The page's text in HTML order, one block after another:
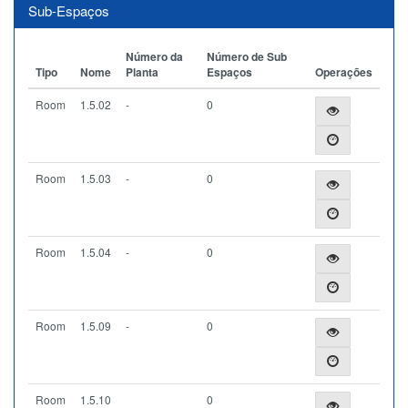
Sub-Espaços
Tipo Nome
Número da
Planta
Número de Sub
Espaços
Operações
Room 1.5.02 - 0
Room 1.5.03 - 0
Room 1.5.04 - 0
Room 1.5.09 - 0
Room 1.5.10 0